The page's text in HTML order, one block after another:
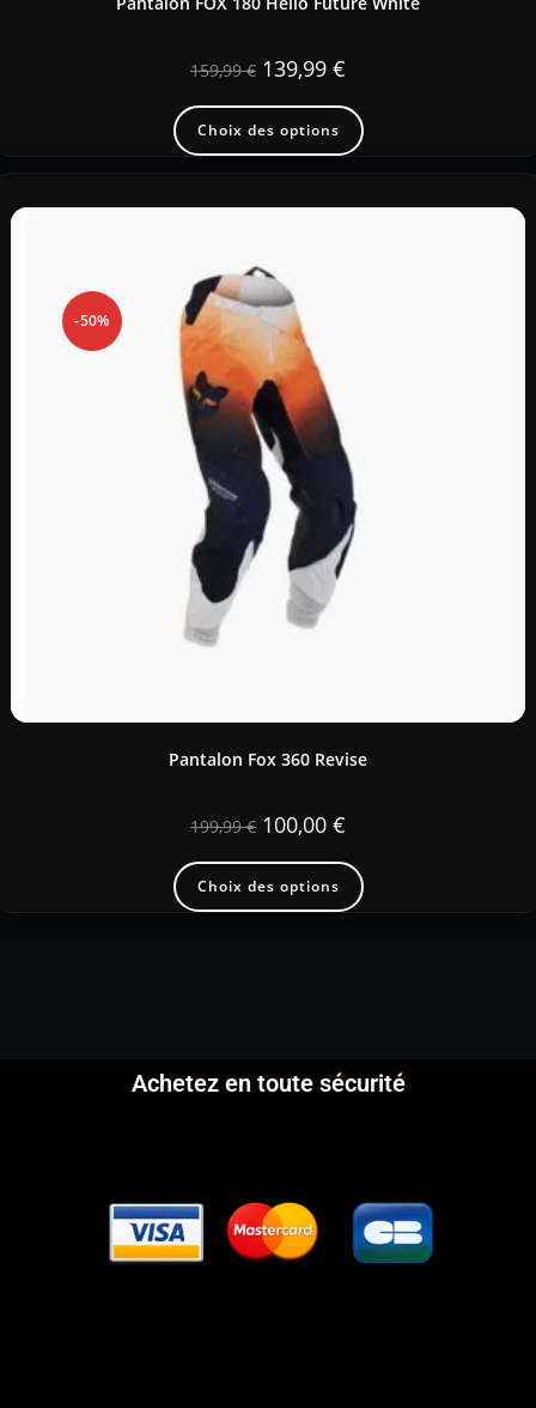
159,99€ 139,99 €
Choix des options
-50%
Pantalon Fox 360 Revise
199,99€ 100,00 €
Choix des options
Achetez en toute sécurité